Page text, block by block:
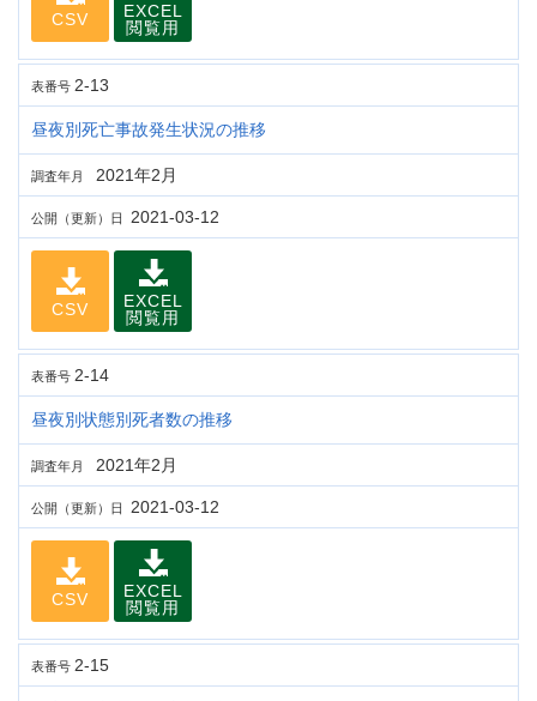
CSV
EXCEL
閲覧用
表番号 2-13
昼夜別死亡事故発生状況の推移
調査年月 2021年2月
公開（更新）日 2021-03-12
CSV
EXCEL
閲覧用
表番号 2-14
昼夜別状態別死者数の推移
調査年月 2021年2月
公開（更新）日 2021-03-12
CSV
EXCEL
閲覧用
表番号 2-15